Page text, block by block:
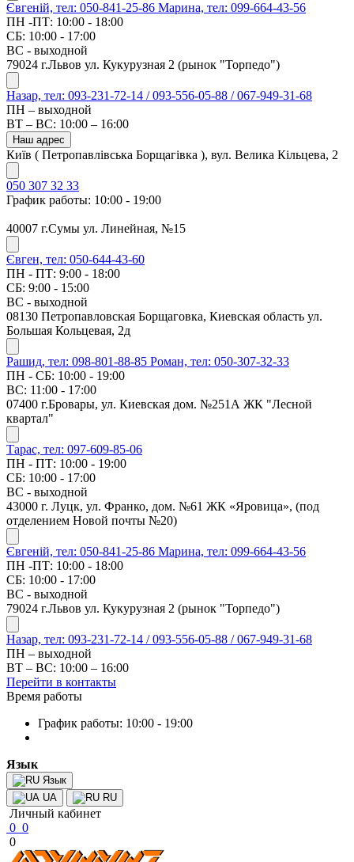
Євгеній, тел: 050-841-25-86 Марина, тел: 099-664-43-56
ПН -ПТ: 10:00 - 18:00
СБ: 10:00 - 17:00
ВС - выходной
79024 г.Львов ул. Кукурузная 2 (рынок "Торпедо")
Назар, тел: 093-231-72-14 / 093-556-05-88 / 067-949-31-68
ПН – выходной
ВТ – ВС: 10:00 – 16:00
Наш адрес
Київ ( Петропавлівська Борщагівка ), вул. Велика Кільцева, 2
050 307 32 33
График работы: 10:00 - 19:00
40007 г.Сумы ул. Линейная, №15
Євген, тел: 050-644-43-60
ПН - ПТ: 9:00 - 18:00
СБ: 9:00 - 15:00
ВС - выходной
08130 Петропавловская Борщаговка, Киевская область ул.
Большая Кольцевая, 2д
Рашид, тел: 098-801-88-85 Роман, тел: 050-307-32-33
ПН - СБ: 10:00 - 19:00
ВС: 11:00 - 17:00
07400 г.Бровары, ул. Киевская дом. №251А ЖК "Лесной
квартал"
Тарас, тел: 097-609-85-06
ПН - ПТ: 10:00 - 19:00
СБ: 10:00 - 17:00
ВС - выходной
43000 г. Луцк, ул. Франко, дом. №61 ЖК «Яровица», (под
отделением Новой почты №20)
Євгеній, тел: 050-841-25-86 Марина, тел: 099-664-43-56
ПН -ПТ: 10:00 - 18:00
СБ: 10:00 - 17:00
ВС - выходной
79024 г.Львов ул. Кукурузная 2 (рынок "Торпедо")
Назар, тел: 093-231-72-14 / 093-556-05-88 / 067-949-31-68
ПН – выходной
ВТ – ВС: 10:00 – 16:00
Перейти в контакты
Время работы
График работы: 10:00 - 19:00
Язык
Язык
UA
RU
Личный кабинет
0 0
0